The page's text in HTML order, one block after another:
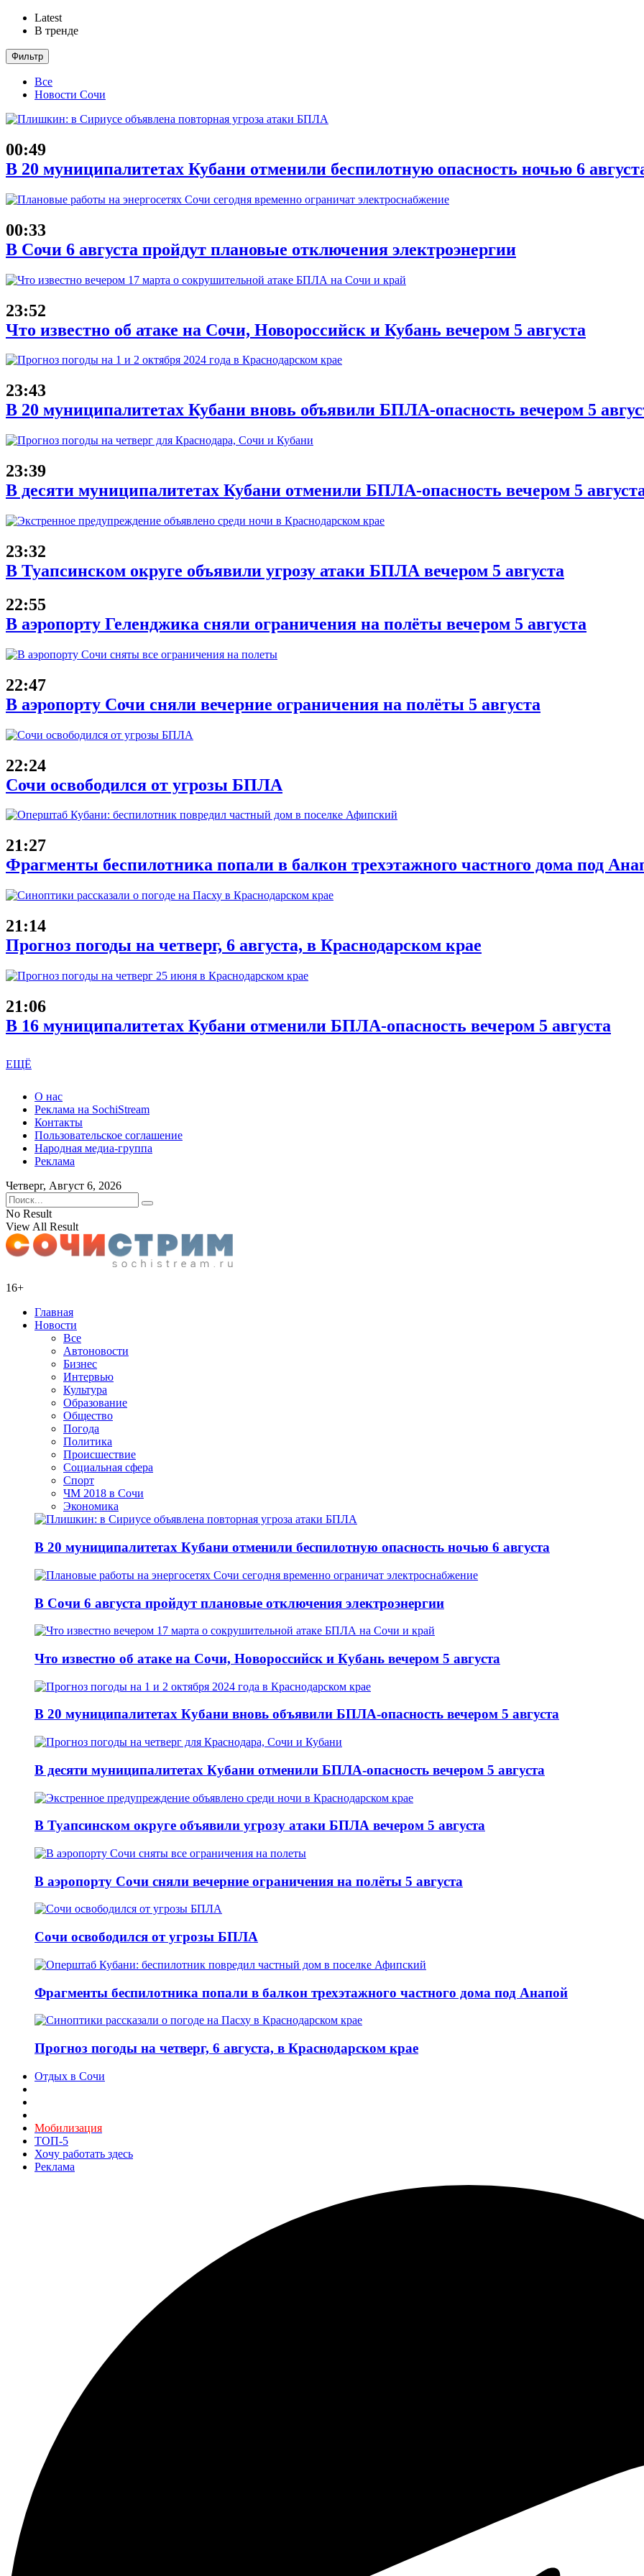
Latest
В тренде
Фильтр
Все
Новости Сочи
00:49
В 20 муниципалитетах Кубани отменили беспилотную опасность ночью 6
00:33
В Сочи 6 августа пройдут плановые отключения электроэнергии
23:52
Что известно об атаке на Сочи, Новороссийск и Кубань вечером 5 августа
23:43
В 20 муниципалитетах Кубани вновь объявили БПЛА-опасность вечером 5
23:39
В десяти муниципалитетах Кубани отменили БПЛА-опасность вечером 5
23:32
В Туапсинском округе объявили угрозу атаки БПЛА вечером 5 августа
22:55
В аэропорту Геленджика сняли ограничения на полёты вечером 5 августа
22:47
В аэропорту Сочи сняли вечерние ограничения на полёты 5 августа
22:24
Сочи освободился от угрозы БПЛА
21:27
Фрагменты беспилотника попали в балкон трехэтажного частного дома под
21:14
Прогноз погоды на четверг, 6 августа, в Краснодарском крае
21:06
В 16 муниципалитетах Кубани отменили БПЛА-опасность вечером 5 августа
ЕЩЁ
О нас
Реклама на SochiStream
Контакты
Пользовательское соглашение
Народная медиа-группа
Реклама
Четверг, Август 6, 2026
No Result
View All Result
16+
Главная
Новости
Все
Автоновости
Бизнес
Интервью
Культура
Образование
Общество
Погода
Политика
Происшествие
Социальная сфера
Спорт
ЧМ 2018 в Сочи
Экономика
В 20 муниципалитетах Кубани отменили беспилотную опасность ночью 6 августа
В Сочи 6 августа пройдут плановые отключения электроэнергии
Что известно об атаке на Сочи, Новороссийск и Кубань вечером 5 августа
В 20 муниципалитетах Кубани вновь объявили БПЛА-опасность вечером 5 августа
В десяти муниципалитетах Кубани отменили БПЛА-опасность вечером 5 августа
В Туапсинском округе объявили угрозу атаки БПЛА вечером 5 августа
В аэропорту Сочи сняли вечерние ограничения на полёты 5 августа
Сочи освободился от угрозы БПЛА
Фрагменты беспилотника попали в балкон трехэтажного частного дома под Анапой
Прогноз погоды на четверг, 6 августа, в Краснодарском крае
Отдых в Сочи
Мобилизация
ТОП-5
Хочу работать здесь
Реклама